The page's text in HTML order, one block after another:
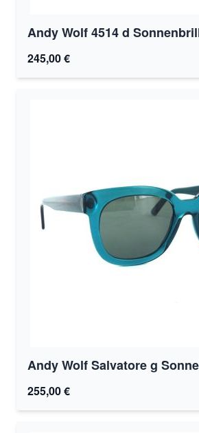
Andy Wolf 4514 d
245,00 €
Andy Wolf Salvatore g
255,00 €